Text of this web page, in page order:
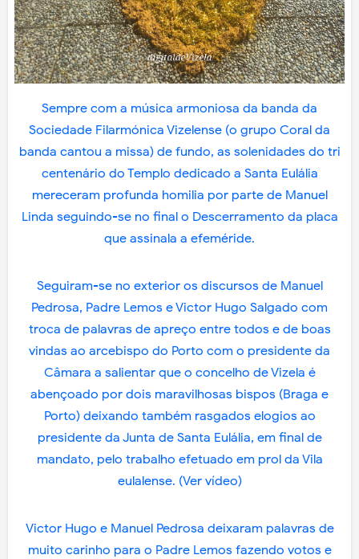
Sempre com a música armoniosa da banda da
Sociedade Filarmónica Vizelense (o grupo Coral da
banda cantou a missa) de fundo, as solenidades do tri
centenário do Templo dedicado a Santa Eulália
mereceram profunda homilia por parte de Manuel
Linda seguindo-se no final o Descerramento da placa
que assinala a efeméride.
Seguiram-se no exterior os discursos de Manuel
Pedrosa, Padre Lemos e Victor Hugo Salgado com
troca de palavras de apreço entre todos e de boas
vindas ao arcebispo do Porto com o presidente da
Câmara a salientar que o concelho de Vizela é
abençoado por dois maravilhosas bispos (Braga e
Porto) deixando também rasgados elogios ao
presidente da Junta de Santa Eulália, em final de
mandato, pelo trabalho efetuado em prol da Vila
eulalense. (Ver vídeo)
Victor Hugo e Manuel Pedrosa deixaram palavras de
muito carinho para o Padre Lemos fazendo votos e